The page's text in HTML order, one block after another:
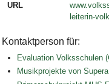
URL
leiterin-
Kontaktperson für:
Evaluation Volksschulen
Musikprojekte von